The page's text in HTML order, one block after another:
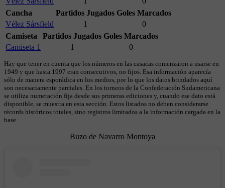
Cancha
Partidos Jugados Goles Marcados
Vélez Sársfield
1
0
Camiseta
Partidos Jugados Goles Marcados
Camiseta 1
1 0
Hay que tener en cuenta que los números en las casacas comenzaron a usarse en
1949 y que hasta 1997 eran consecutivos, no fijos. Esa información aparecía
sólo de manera esporádica en los medios, por lo que los datos brindados aquí
son necesariamente parciales. En los torneos de la Confederación Sudamericana
se utiliza numeración fija desde sus primeras ediciones y, cuando ese dato está
disponible, se muestra en esta sección. Estos listados no deben considerarse
récords históricos totales, sino registros limitados a la información cargada en la
base.
Buzo de Navarro Montoya